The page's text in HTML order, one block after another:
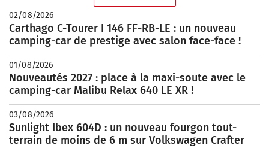
02/08/2026
Carthago C-Tourer I 146 FF-RB-LE : un nouveau
camping-car de prestige avec salon face-face !
01/08/2026
Nouveautés 2027 : place à la maxi-soute avec le
camping-car Malibu Relax 640 LE XR !
03/08/2026
Sunlight Ibex 604D : un nouveau fourgon tout-
terrain de moins de 6 m sur Volkswagen Crafter